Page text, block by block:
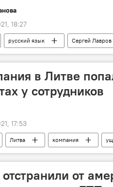
18:27
русский язык Сергей Лавров
язык
в Литве
у сотрудников
17:53
Литва компания
сельское хозяйство
от